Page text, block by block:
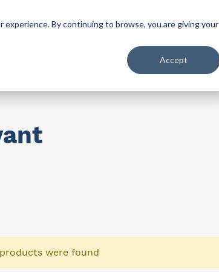
By continuing to browse, you are giving your
Accept
markets
us
were found